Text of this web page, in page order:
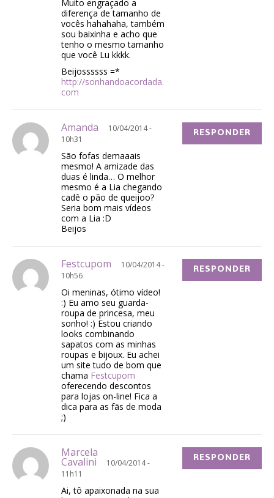
Muito engraçado a
diferença de tamanho de
vocês hahahaha, também
sou baixinha e acho que
tenho o mesmo tamanho
que você Lu kkkk.
Beijossssss =*
http://sonhandoacordada.
com
Amanda
10/04/2014 -
10h31
São fofas demaaais
mesmo! A amizade das
duas é linda… O melhor
mesmo é a Lia chegando
cadê o pão de queijoo?
Seria bom mais vídeos
com a Lia :D
Beijos
RESPONDER
Festcupom
10/04/2014 -
10h56
Oi meninas, ótimo vídeo!
:) Eu amo seu guarda-
roupa de princesa, meu
sonho! :) Estou criando
looks combinando
sapatos com as minhas
roupas e bijoux. Eu achei
um site tudo de bom que
chama Festcupom
oferecendo descontos
para lojas on-line! Fica a
dica para as fãs de moda
;)
RESPONDER
Marcela
Cavalini
10/04/2014 -
11h11
Ai, tô apaixonada na sua
RESPONDER